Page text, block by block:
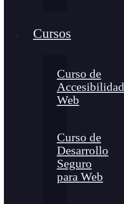
Cursos
Curso de
Accesibilidad
Web
Curso de
Desarrollo
Seguro
para Web